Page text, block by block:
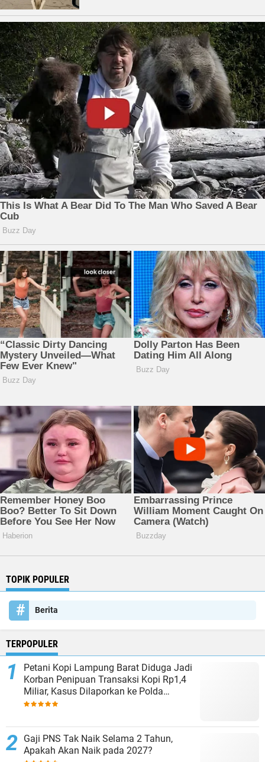
TOPIK POPULER
Berita
TERPOPULER
Petani Kopi Lampung Barat Diduga Jadi
Korban Penipuan Transaksi Kopi Rp1,4
Miliar, Kasus Dilaporkan ke Polda
Lampung
Gaji PNS Tak Naik Selama 2 Tahun,
Apakah Akan Naik pada 2027?